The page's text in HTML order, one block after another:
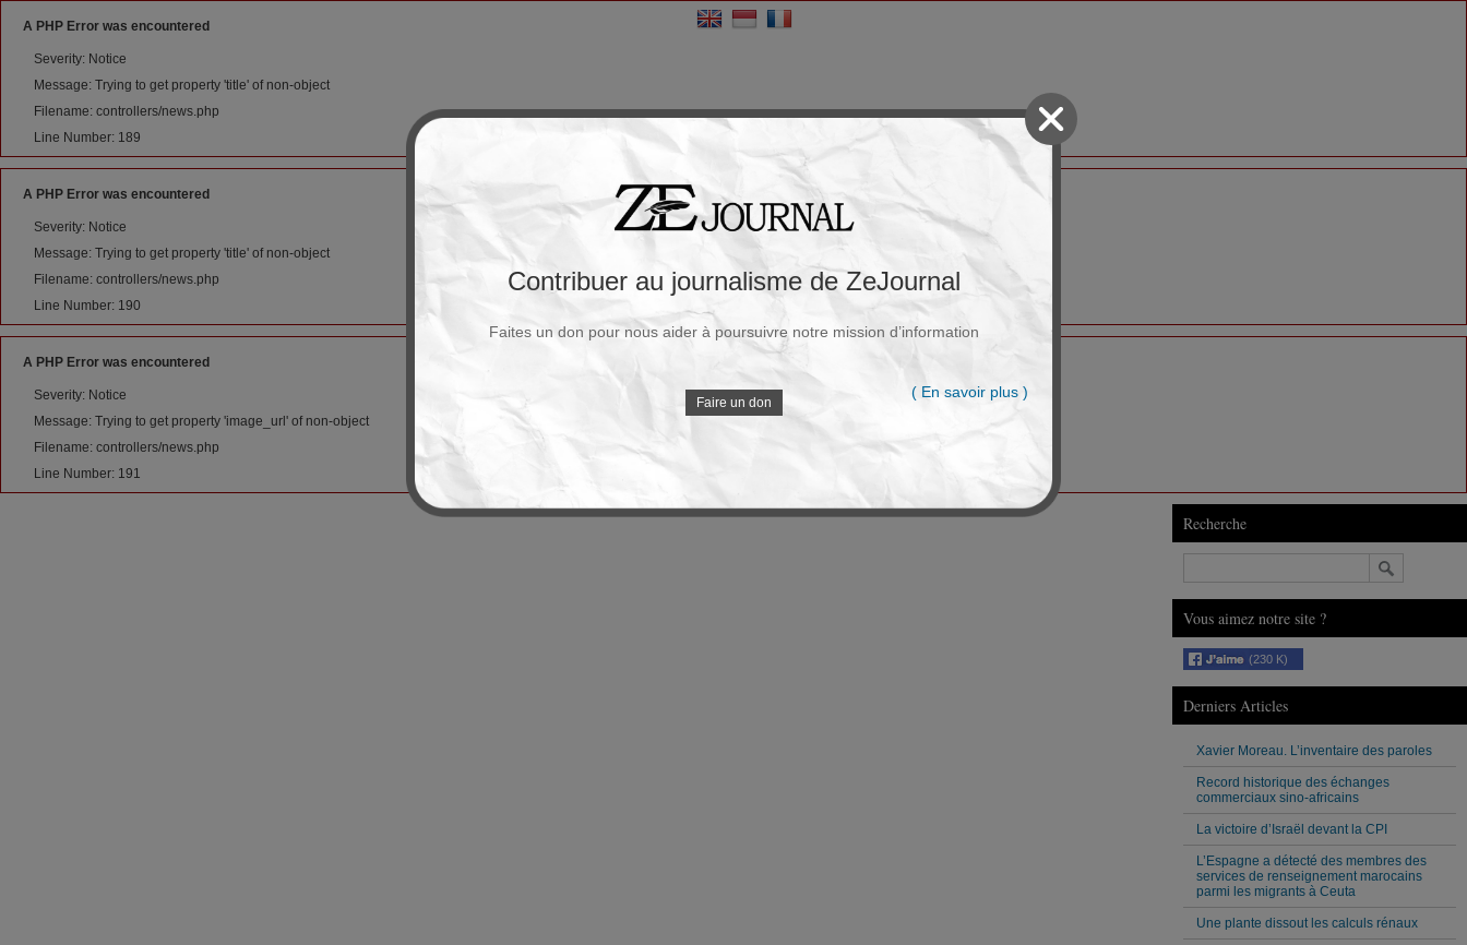
A PHP Error was encountered
Severity: Notice
Message: Trying to get property 'title' of non-object
Filename: controllers/news.php
Line Number: 189
A PHP Error was encountered
Severity: Notice
Message: Trying to get property 'title' of non-object
Filename: controllers/news.php
Line Number: 190
A PHP Error was encountered
Severity: Notice
Message: Trying to get property 'image_url' of non-object
Filename: controllers/news.php
Line Number: 191
Recherche
Vous aimez notre site ?
(230 K)
Derniers Articles
Xavier Moreau. L’inventaire des paroles
Record historique des échanges
commerciaux sino-africains
La victoire d’Israël devant la CPI
L’Espagne a détecté des membres des
services de renseignement marocains
parmi les migrants à Ceuta
Une plante dissout les calculs rénaux
Contribuer au journalisme de ZeJournal
Faites un don pour nous aider à poursuivre notre mission d’information
Faire un don
( En savoir plus )